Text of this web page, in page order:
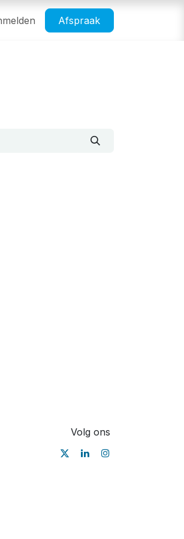
helpeenvriend
Afspraak
Volg ons